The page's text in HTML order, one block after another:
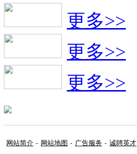
更多>>
更多>>
更多>>
网站简介 - 网站地图 - 广告服务 - 诚聘英才